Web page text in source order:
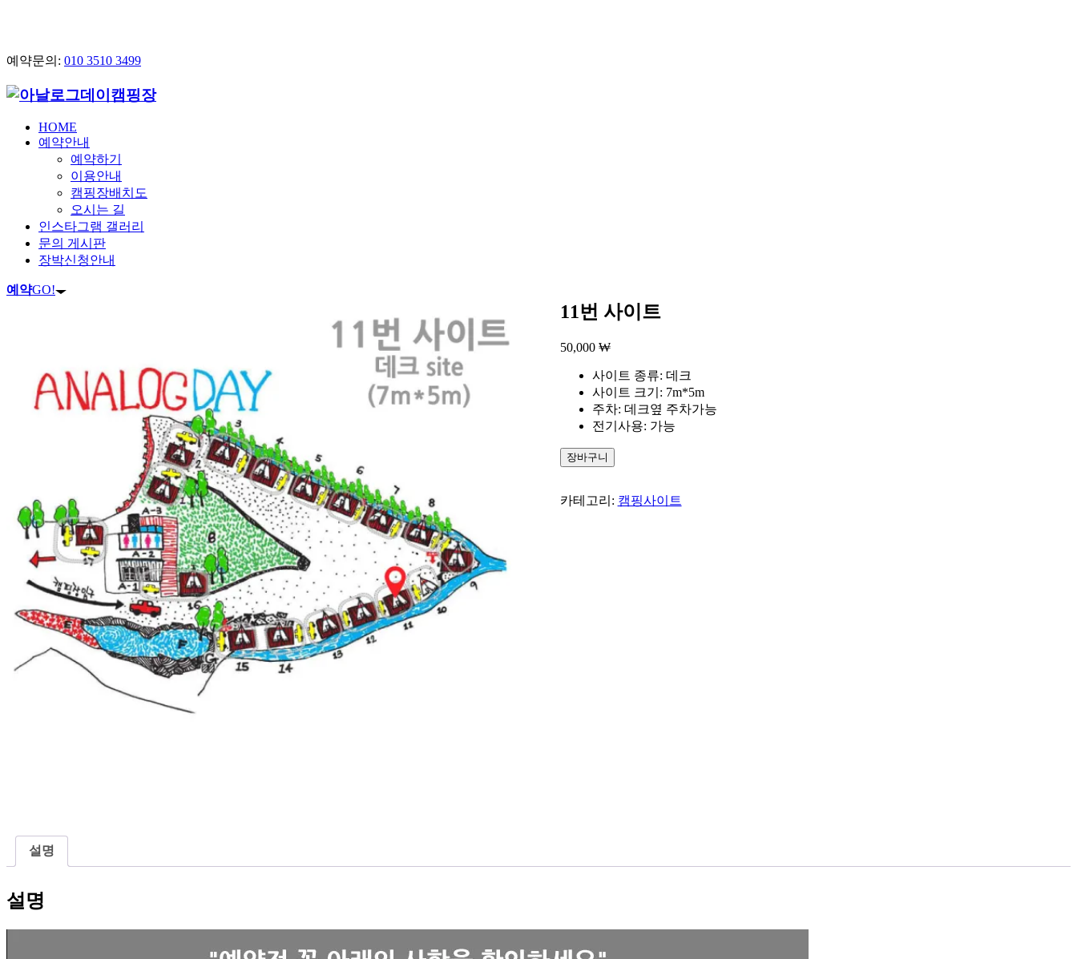
예약문의: 010 3510 3499
HOME
예약안내
예약하기
이용안내
캠핑장배치도
오시는 길
인스타그램 갤러리
문의 게시판
장박신청안내
예약GO!
11번 사이트
50,000 ₩
사이트 종류: 데크
사이트 크기: 7m*5m
주차: 데크옆 주차가능
전기사용: 가능
11
번
이
장바구니
카테고리: 캠핑사이트
설명
설명